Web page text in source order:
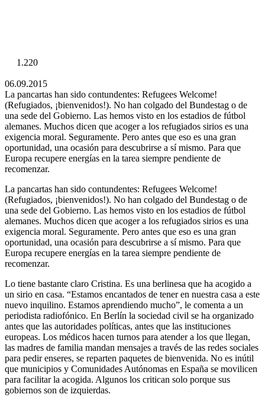
1.220
06.09.2015
La pancartas han sido contundentes: Refugees Welcome!
(Refugiados, ¡bienvenidos!). No han colgado del Bundestag o de
una sede del Gobierno. Las hemos visto en los estadios de fútbol
alemanes. Muchos dicen que acoger a los refugiados sirios es una
exigencia moral. Seguramente. Pero antes que eso es una gran
oportunidad, una ocasión para descubrirse a sí mismo. Para que
Europa recupere energías en la tarea siempre pendiente de
recomenzar.
La pancartas han sido contundentes: Refugees Welcome!
(Refugiados, ¡bienvenidos!). No han colgado del Bundestag o de
una sede del Gobierno. Las hemos visto en los estadios de fútbol
alemanes. Muchos dicen que acoger a los refugiados sirios es una
exigencia moral. Seguramente. Pero antes que eso es una gran
oportunidad, una ocasión para descubrirse a sí mismo. Para que
Europa recupere energías en la tarea siempre pendiente de
recomenzar.
Lo tiene bastante claro Cristina. Es una berlinesa que ha acogido a
un sirio en casa. “Estamos encantados de tener en nuestra casa a este
nuevo inquilino. Estamos aprendiendo mucho”, le comenta a un
periodista radiofónico. En Berlín la sociedad civil se ha organizado
antes que las autoridades políticas, antes que las instituciones
europeas. Los médicos hacen turnos para atender a los que llegan,
las madres de familia mandan mensajes a través de las redes sociales
para pedir enseres, se reparten paquetes de bienvenida. No es inútil
que municipios y Comunidades Autónomas en España se movilicen
para facilitar la acogida. Algunos los critican solo porque sus
gobiernos son de izquierdas.